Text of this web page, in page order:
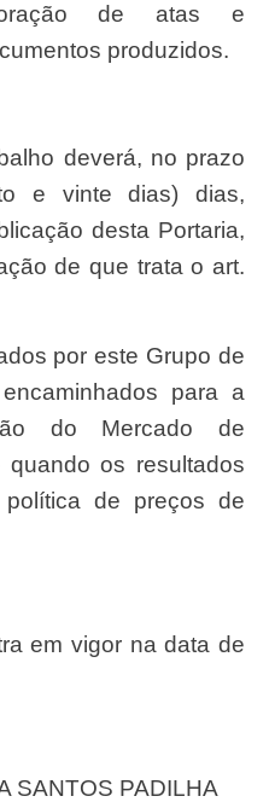
de atas e
produzidos.
e vinte dias) dias,
desta Portaria,
de que trata o art.
por este Grupo de
para a
do Mercado de
quando os resultados
de preços de
SANTOS PADILHA